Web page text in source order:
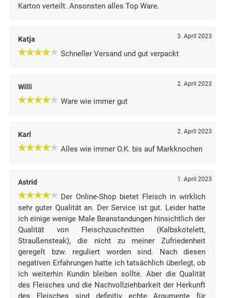
Karton verteilt. Ansonsten alles Top Ware.
Katja 3. April 2023
Schneller Versand und gut verpackt
Willi 2. April 2023
Ware wie immer gut
Karl 2. April 2023
Alles wie immer O.K. bis auf Markknochen
Astrid 1. April 2023
Der Online-Shop bietet Fleisch in wirklich
sehr guter Qualität an. Der Service ist gut. Leider hatte
ich einige wenige Male Beanstandungen hinsichtlich der
Qualität von Fleischzuschnitten (Kalbskotelett,
Straußensteak), die nicht zu meiner Zufriedenheit
geregelt bzw. reguliert worden sind. Nach diesen
negativen Erfahrungen hatte ich tatsächlich überlegt, ob
ich weiterhin Kundin bleiben sollte. Aber die Qualität
des Fleisches und die Nachvollziehbarkeit der Herkunft
des Fleisches sind definitiv echte Argumente für